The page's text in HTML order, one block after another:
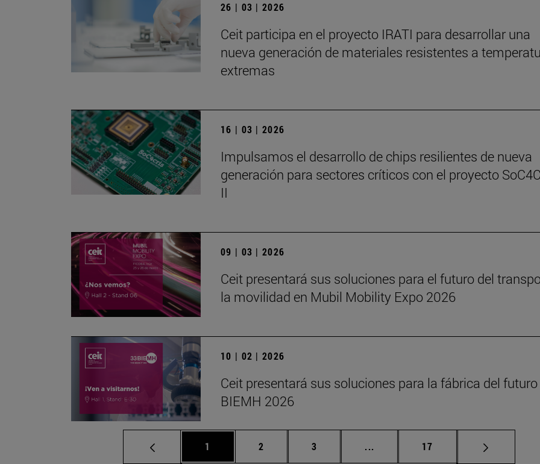
26 | 03 | 2026
Ceit participa en el proyecto IRATI para desarrollar una
nueva generación de materiales resistentes a
extremas
16 | 03 | 2026
Impulsamos el desarrollo de chips resilientes de nueva
generación para sectores críticos con el proyecto
II
09 | 03 | 2026
Ceit presentará sus soluciones para el futuro del
la movilidad en Mubil Mobility Expo 2026
10 | 02 | 2026
Ceit presentará sus soluciones para la fábrica del futuro
BIEMH 2026
Página
1 Página
2 Página
3 ... Páginas intermedias Use TAB para
Página
17